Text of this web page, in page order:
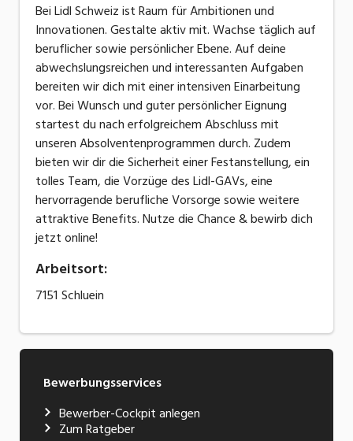
Bei Lidl Schweiz ist Raum für Ambitionen und
Innovationen. Gestalte aktiv mit. Wachse täglich auf
beruflicher sowie persönlicher Ebene. Auf deine
abwechslungsreichen und interessanten Aufgaben
bereiten wir dich mit einer intensiven Einarbeitung
vor. Bei Wunsch und guter persönlicher Eignung
startest du nach erfolgreichem Abschluss mit
unseren Absolventenprogrammen durch. Zudem
bieten wir dir die Sicherheit einer Festanstellung, ein
tolles Team, die Vorzüge des Lidl-GAVs, eine
hervorragende berufliche Vorsorge sowie weitere
attraktive Benefits. Nutze die Chance & bewirb dich
jetzt online!
Arbeitsort:
7151 Schluein
Bewerbungsservices
Bewerber-Cockpit anlegen
Zum Ratgeber